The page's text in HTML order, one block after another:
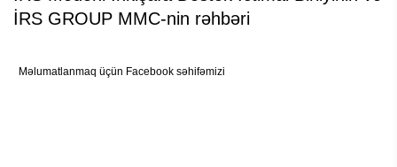
İRS GROUP MMC-nin rəhbəri
Məlumatlanmaq üçün Facebook səhifəmizi